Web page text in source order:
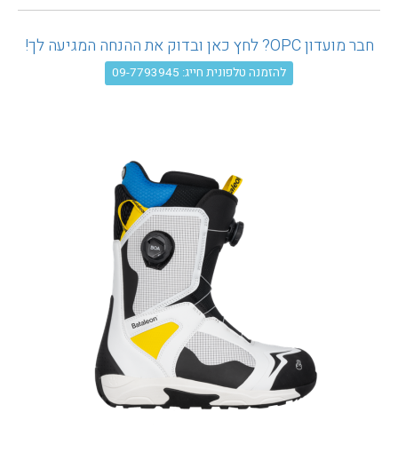
עגלת קניות
חבר מועדון OPC? לחץ כאן ובדוק את ההנחה המגיעה לך!
להזמנה טלפונית חייג: 09-7793945